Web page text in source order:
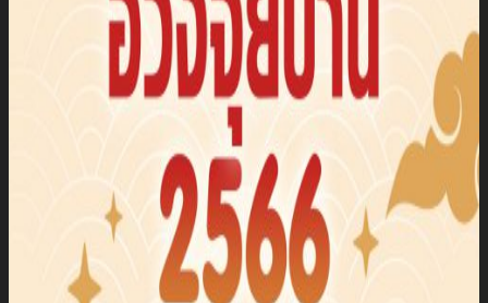
นัก
ลงทุน
สัมพันธ์
รับสมัคร The Adviser
แบบคำร้องขอใช้สิทธิของเจ้าของ
ข้อมูลส่วนบุคคล
หนังสือให้ความยินยอมในการเปิด
เผยข้อมูลส่วนบุคคล